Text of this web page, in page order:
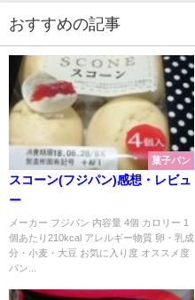
おすすめの記事
菓子パン
スコーン(フジパン)感想・レビュ
ー
メーカー フジパン 内容量 4個 カロリー 1
個あたり210kcal アレルギー物質 卵・乳成
分・小麦・大豆 お気に入り度 オススメ度
パン...